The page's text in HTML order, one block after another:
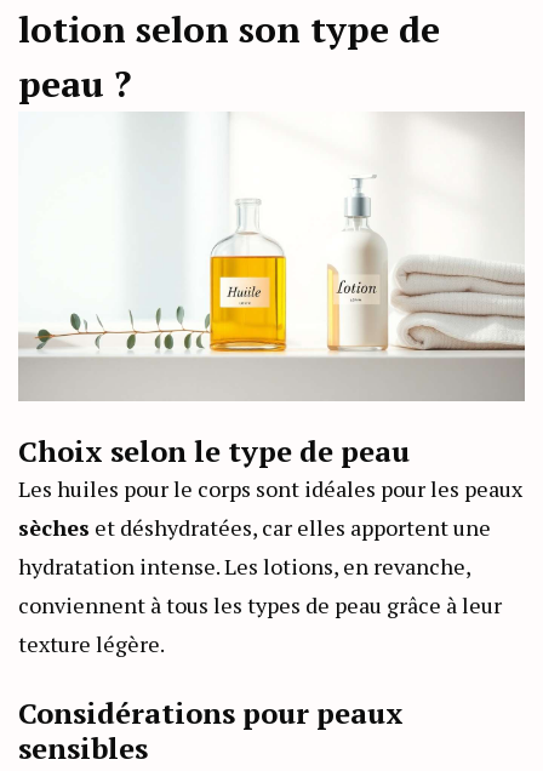
lotion selon son type de
peau ?
Choix selon le type de peau
Les huiles pour le corps sont idéales pour les peaux
sèches et déshydratées, car elles apportent une
hydratation intense. Les lotions, en revanche,
conviennent à tous les types de peau grâce à leur
texture légère.
Considérations pour peaux
sensibles